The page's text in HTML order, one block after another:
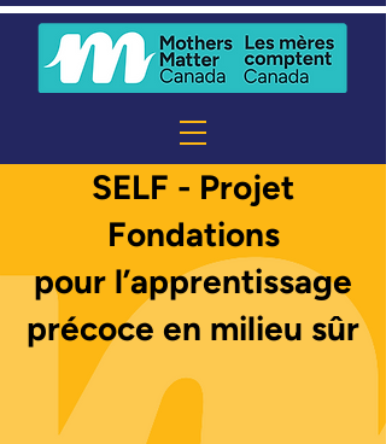
SELF - Projet
Fondations
pour l’apprentissage
précoce en milieu sûr